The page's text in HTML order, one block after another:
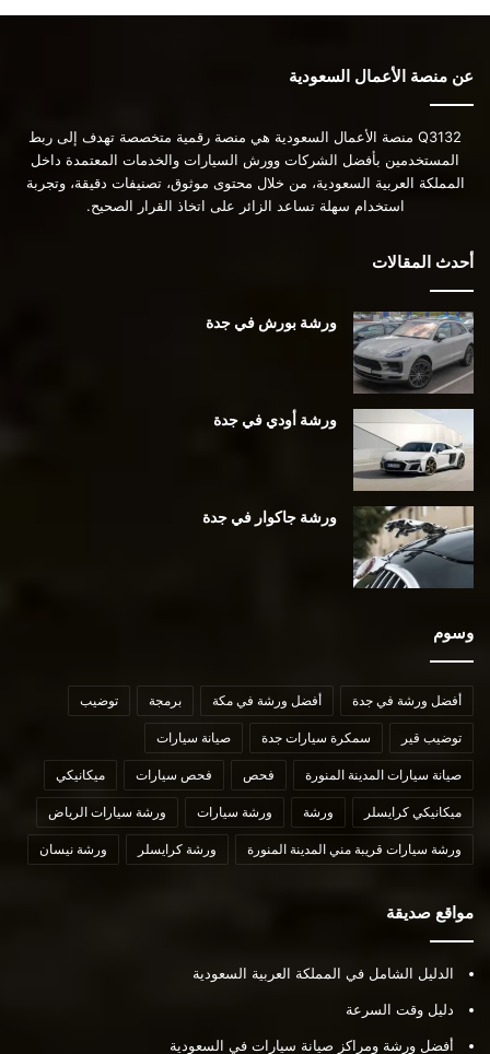
عن منصة الأعمال السعودية
Q3132 منصة الأعمال السعودية هي منصة رقمية متخصصة تهدف إلى ربط
المستخدمين بأفضل الشركات وورش السيارات والخدمات المعتمدة داخل
المملكة العربية السعودية، من خلال محتوى موثوق، تصنيفات دقيقة، وتجربة
استخدام سهلة تساعد الزائر على اتخاذ القرار الصحيح.
أحدث المقالات
ورشة بورش في جدة
ورشة أودي في جدة
ورشة جاكوار في جدة
وسوم
أفضل ورشة في جدة أفضل ورشة في مكة برمجة توضيب
توضيب قير سمكرة سيارات جدة صيانة سيارات
صيانة سيارات المدينة المنورة فحص فحص سيارات ميكانيكي
ميكانيكي كرايسلر ورشة ورشة سيارات ورشة سيارات الرياض
ورشة سيارات قريبة مني المدينة المنورة ورشة كرايسلر ورشة نيسان
مواقع صديقة
الدليل الشامل في المملكة العربية السعودية
دليل وقت السرعة
أفضل ورشة ومراكز صيانة سيارات في السعودية